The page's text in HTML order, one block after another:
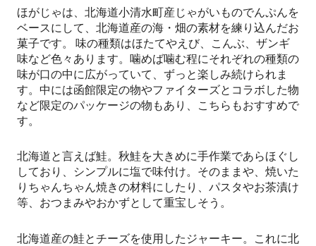
ほがじゃは、北海道小清水町産じゃがいものでんぷんを
ベースにして、北海道産の海・畑の素材を練り込んだお
菓子です。 味の種類はほたてやえび、こんぶ、ザンギ
味など色々あります。噛めば噛む程にそれぞれの種類の
味が口の中に広がっていて、ずっと楽しみ続けられま
す。中には函館限定の物やファイターズとコラボした物
など限定のパッケージの物もあり、こちらもおすすめで
す。
北海道と言えば鮭。秋鮭を大きめに手作業であらほぐし
しており、シンプルに塩で味付け。そのままや、焼いた
りちゃんちゃん焼きの材料にしたり、パスタやお茶漬け
等、おつまみやおかずとして重宝しそう。
北海道産の鮭とチーズを使用したジャーキー。これに北